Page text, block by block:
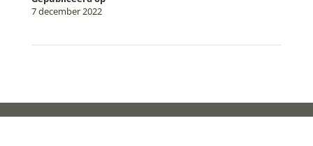
7 december 2022